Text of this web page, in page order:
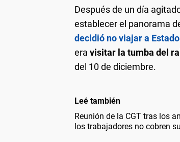
Después de un día
establecer el panorama
decidió no viajar a
era visitar la tumba del
del 10 de diciembre.
Leé también
Reunión de la CGT tras los
los trabajadores no cobren